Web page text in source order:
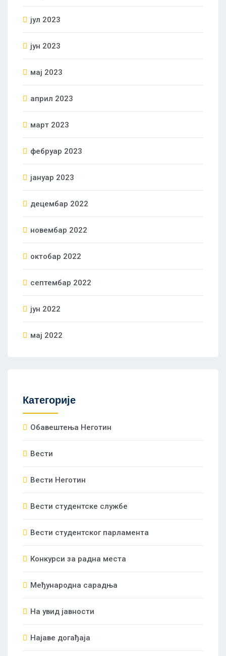
јул 2023
јун 2023
мај 2023
април 2023
март 2023
фебруар 2023
јануар 2023
децембар 2022
новембар 2022
октобар 2022
септембар 2022
јун 2022
мај 2022
Категорије
Oбавештења Неготин
Вести
Вести Неготин
Вести студентске службе
Вести студентског парламента
Конкурси за радна места
Међународна сарадња
На увид јавности
Најаве догађаја